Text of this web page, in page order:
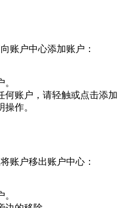
账户中心添加账户：
。
何账户，请轻触或点击添加
操作。
账户移出账户中心：
。